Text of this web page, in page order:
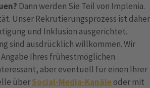
Dann werden Sie Teil von Implenia.
Unser Rekrutierungsprozess ist daher
und Inklusion ausgerichtet.
sind ausdrücklich willkommen. Wir
Ihres frühestmöglichen
aber eventuell für einen Ihrer
überSocial-Media-Kanäleoder mit